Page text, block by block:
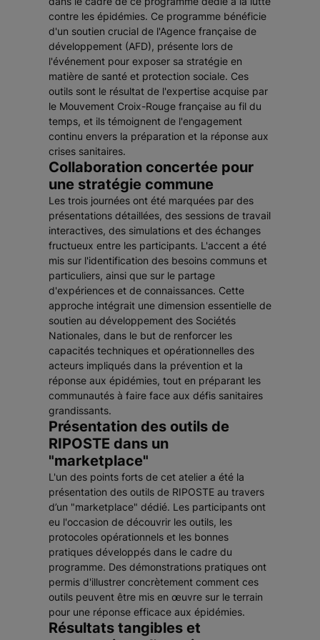
contre les épidémies. Ce programme bénéficie
d'un soutien crucial de l'Agence française de
développement (AFD), présente lors de
l'événement pour exposer sa stratégie en
matière de santé et protection sociale. Ces
outils sont le résultat de l'expertise acquise par
le Mouvement Croix-Rouge française au fil du
temps, et ils témoignent de l'engagement
continu envers la préparation et la réponse aux
crises sanitaires.
Collaboration concertée pour
une stratégie commune
Les trois journées ont été marquées par des
présentations détaillées, des sessions de travail
interactives, des simulations et des échanges
fructueux entre les participants. L'accent a été
mis sur l'identification des besoins communs et
particuliers, ainsi que sur le partage
d'expériences et de connaissances. Cette
approche intégrait une dimension essentielle de
soutien au développement des Sociétés
Nationales, dans le but de renforcer les
capacités techniques et opérationnelles des
acteurs impliqués dans la prévention et la
réponse aux épidémies, tout en préparant les
communautés à faire face aux défis sanitaires
grandissants.
Présentation des outils de
RIPOSTE dans un
"marketplace"
L'un des points forts de cet atelier a été la
présentation des outils de RIPOSTE au travers
d’un "marketplace" dédié. Les participants ont
eu l'occasion de découvrir les outils, les
protocoles opérationnels et les bonnes
pratiques développés dans le cadre du
programme. Des démonstrations pratiques ont
permis d'illustrer concrètement comment ces
outils peuvent être mis en œuvre sur le terrain
pour une réponse efficace aux épidémies.
Résultats tangibles et